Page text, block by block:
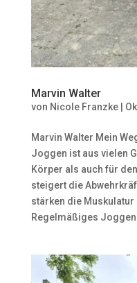
Marvin Walter
von Nicole Franzke|
Marvin Walter Mein
Joggen ist aus vielen
Körper als auch für
steigert die
stärken die
Regelmäßiges